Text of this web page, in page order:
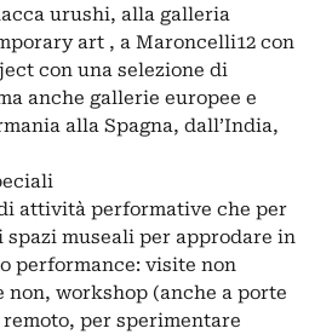
urushi, alla galleria
art , a Maroncelli12 con
con una selezione di
anche gallerie europee e
alla Spagna, dall’India,
attività performative che per
spazi museali per approdare in
performance: visite non
workshop (anche a porte
per sperimentare